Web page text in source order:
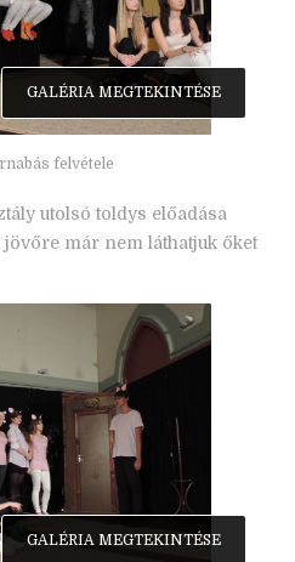
felvétele
GALÉRIA MEGTEKINTÉSE
utolsó toldys előadása
már nem láthatjuk őket
GALÉRIA MEGTEKINTÉSE